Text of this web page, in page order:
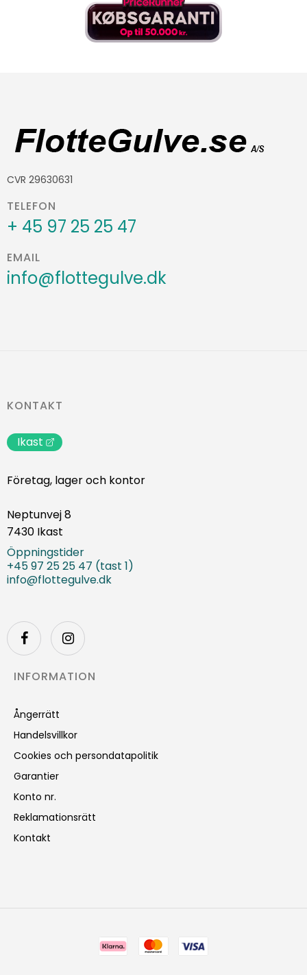
CVR 29630631
TELEFON
+ 45 97 25 25 47
EMAIL
info@flottegulve.dk
KONTAKT
Ikast
Företag, lager och kontor
Neptunvej 8
7430 Ikast
Öppningstider
+45 97 25 25 47 (tast 1)
info@flottegulve.dk
INFORMATION
Ångerrätt
Handelsvillkor
Cookies och persondatapolitik
Garantier
Konto nr.
Reklamationsrätt
Kontakt